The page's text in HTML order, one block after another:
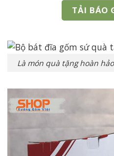
TẢI BÁO
Là món quà tặng hoàn